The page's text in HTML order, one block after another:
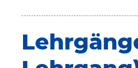
FTZ
Verden